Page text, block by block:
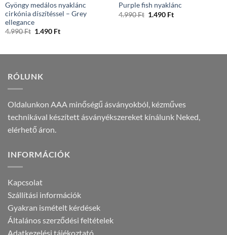
Gyöngy medálos nyaklánc
cirkónia díszítéssel – Grey
ellegance
4.990Ft Original
1.490 FtCurrent
Purple fish nyaklánc
4.990Ft Original
1.490 FtCurrent
RÓLUNK
Oldalunkon AAA minőségű ásványokból, kézműves
technikával készített ásványékszereket kínálunk Neked,
elérhető áron.
INFORMÁCIÓK
Kapcsolat
Szállítási információk
Gyakran ismételt kérdések
Általános szerződési feltételek
Adatkezelési tájékoztató